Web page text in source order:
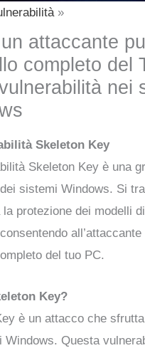
attaccante
completo del
nei
Skeleton Key
Skeleton Key è una
sistemi Windows. Si
la protezione dei modelli
del tuo PC.
Key?
è un attacco che
Windows. Questa